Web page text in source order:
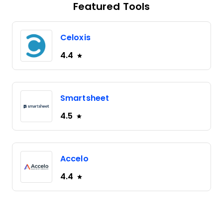
Featured Tools
Celoxis
4.4
Smartsheet
4.5
Accelo
4.4